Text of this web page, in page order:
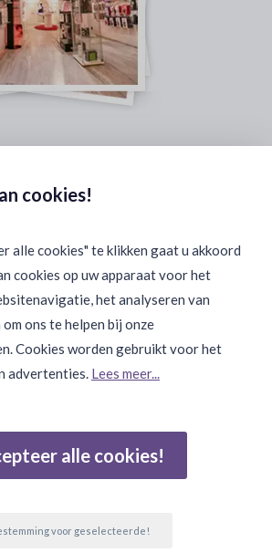
Bezorgd:
cookies!
alle cookies" te klikken gaat u akkoord
cookies op uw apparaat voor het
het analyseren van
ons te helpen bij onze
Cookies worden gebruikt voor het
advertenties. Lees meer...
alle cookies!
voor geselecteerde!